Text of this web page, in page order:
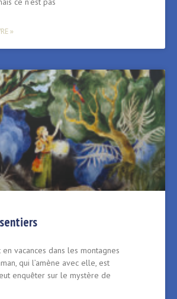
»
en vacances dans les montagnes
qui l’amène avec elle, est
enquêter sur le mystère de